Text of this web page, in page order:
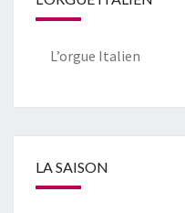
L’orgue Italien
LA SAISON